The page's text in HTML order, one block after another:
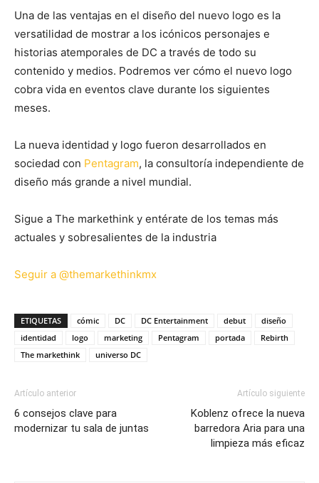
Una de las ventajas en el diseño del nuevo logo es la
versatilidad de mostrar a los icónicos personajes e
historias atemporales de DC a través de todo su
contenido y medios. Podremos ver cómo el nuevo logo
cobra vida en eventos clave durante los siguientes
meses.
La nueva identidad y logo fueron desarrollados en
sociedad con Pentagram, la consultoría independiente de
diseño más grande a nivel mundial.
Sigue a The markethink y entérate de los temas más
actuales y sobresalientes de la industria
Seguir a @themarkethinkmx
ETIQUETAS cómic DC DC Entertainment debut
diseño
identidad
logo marketing Pentagram portada
Rebirth
The markethink
universo DC
Artículo anterior
6 consejos clave para
modernizar tu sala de juntas
Artículo siguiente
Koblenz ofrece la nueva
barredora Aria para una
limpieza más eficaz